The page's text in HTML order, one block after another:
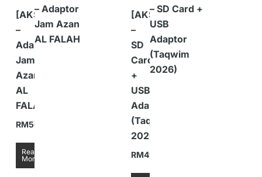
[AKSESORI]
–
Adaptor
Jam
Azan
AL
FALAH
RM50.00
Read
More
– Adaptor
Jam Azan
AL FALAH
[AKSESORI]
–
SD
Card
+
USB
Adaptor
(Taqwim
2026)
RM49.90
– SD Card +
USB
Adaptor
(Taqwim
2026)